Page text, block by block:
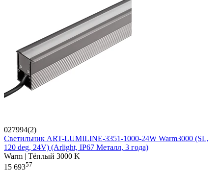
027994(2)
Светильник ART-LUMILINE-3351-1000-24W Warm3000 (SL,
120 deg, 24V) (Arlight, IP67 Металл, 3 года)
Warm | Тёплый 3000 K
15 69357